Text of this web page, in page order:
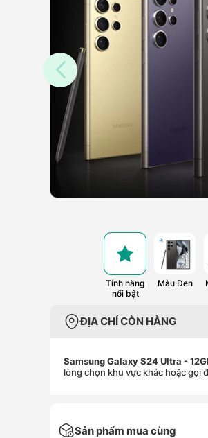
Tính năng
nổi bật
Màu Đen
ĐỊA CHỈ CÒN HÀNG
Samsung Galaxy S24 Ultra -
lòng chọn khu vực khác hoặc gọi
Sản phẩm mua cùng